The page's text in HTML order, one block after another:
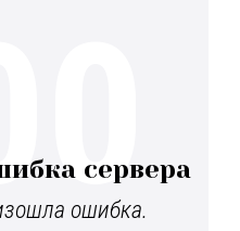
сервера
ошибка.